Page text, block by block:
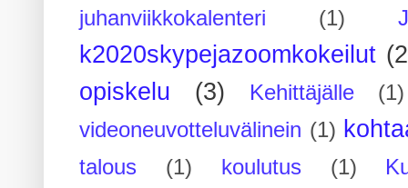
juhanviikkokalenteri
(1)
k2020skypejazoomkokeilut
opiskelu
(3) Kehittäjälle
(1)
videoneuvotteluvälinein (1)
talous (1) koulutus (1)